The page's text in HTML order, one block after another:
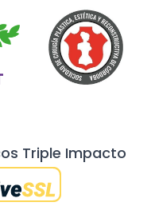
Triple Impacto